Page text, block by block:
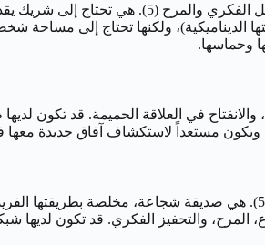
في الحب، تبحث امرأة 5 أبريل عن علاقة تجمع بين الشغف، الإثارة،
ولكنها تحتاج إلى مساحة
وحماسها.
مع حب للتنوع، التجربة، والمرح (5). هي تقدر الصدق، العفوية،
ويكون مستعداً لاستكشاف آفاق جديدة معها
اجتماعياً، تتمتع امرأة 5 أبريل بشخصية ساحرة، متحدثة، وقادرة على جذب الآخرين بسهولة وكسب
المرح، والتحفيز الفكري. قد تكون